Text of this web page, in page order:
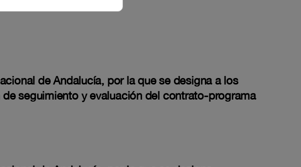
de Andalucía, por la que se designa a los
seguimiento y evaluación del contrato-programa